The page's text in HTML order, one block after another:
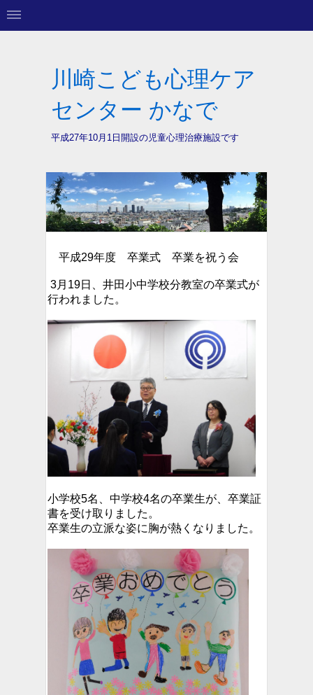
川崎こども心理ケア
センター かなで
平成27年10月1日開設の児童心理治療施設です
平成29年度 卒業式 卒業を祝う会
3月19日、井田小中学校分教室の卒業式が
行われました。
小学校5名、中学校4名の卒業生が、卒業証
書を受け取りました。
卒業生の立派な姿に胸が熱くなりました。